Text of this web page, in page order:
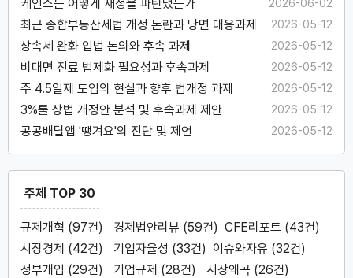
케인스는 어떻게 재정을 파탄냈는가 2026-06-02
최근 종합부동산세법 개정 논란과 당면 대응과제 2026-05-12
상속세 완화 입법 논의와 후속 과제 2026-05-12
비대면 진료 법제화 필요성과 후속과제 2026-05-12
주 4.5일제 도입의 현실과 향후 법개정 과제 2026-05-12
3%룰 상법 개정안 분석 및 후속과제 제안 2026-05-12
공공배달앱 '땡겨요'의 진단 및 제언 2026-05-12
주제 TOP 30
규제개혁 (97건) 경제법안리뷰 (59건) CFE리포트 (43건)
시장경제 (42건)
기업자율성 (33건) 이슈와자유 (32건)
정부개입 (29건)
기업규제 (28건)
시장왜곡 (26건)